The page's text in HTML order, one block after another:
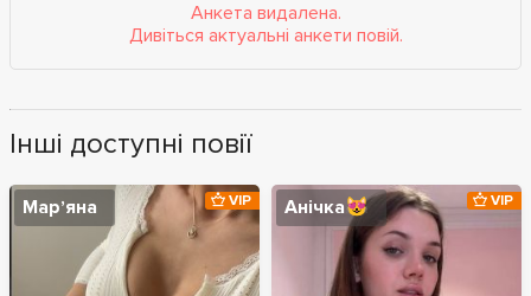
Анкета видалена.
Дивіться актуальні анкети повій.
Інші доступні повії
Марʼяна VIP Анічка😻 VIP